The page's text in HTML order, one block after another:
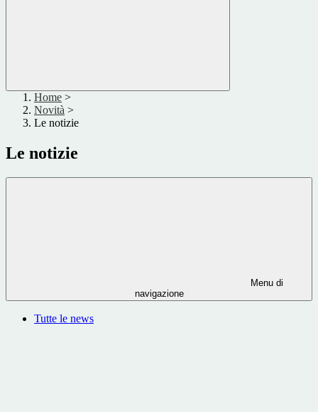
Home >
Novità >
Le notizie
Le notizie
Menu di
navigazione
Tutte le news